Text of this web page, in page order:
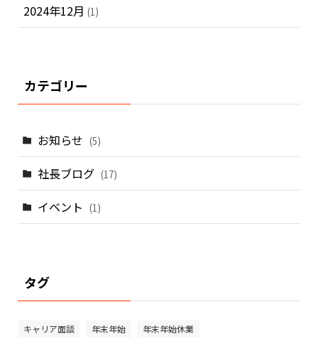
2024年12月 (1)
カテゴリー
お知らせ (5)
社長ブログ (17)
イベント (1)
タグ
キャリア面談 年末年始 年末年始休業